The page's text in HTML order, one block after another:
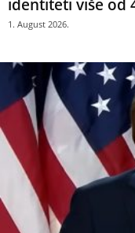
identiteti više od
1. August 2026.